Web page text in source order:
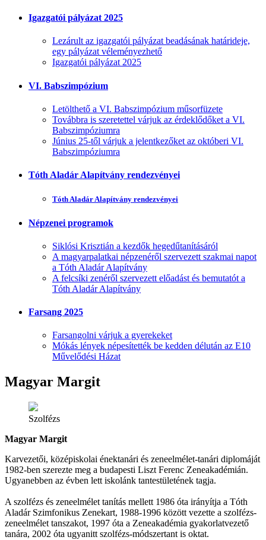
Igazgatói pályázat 2025
Lezárult az igazgatói pályázat beadásának határideje,
egy pályázat véleményezhető
Igazgatói pályázat 2025
VI. Babszimpózium
Letölthető a VI. Babszimpózium műsorfüzete
Továbbra is szeretettel várjuk az érdeklődőket a VI.
Babszimpóziumra
Június 25-től várjuk a jelentkezőket az októberi VI.
Babszimpóziumra
Tóth Aladár Alapítvány rendezvényei
Tóth Aladár Alapítvány rendezvényei
Népzenei programok
Siklósi Krisztián a kezdők hegedűtanításáról
A magyarpalatkai népzenéről szervezett szakmai napot
a Tóth Aladár Alapítvány
A felcsíki zenéről szervezett előadást és bemutatót a
Tóth Aladár Alapítvány
Farsang 2025
Farsangolni várjuk a gyerekeket
Mókás lények népesítették be kedden délután az E10
Művelődési Házat
Magyar Margit
Szolfézs
Magyar Margit
Karvezetői, középiskolai énektanári és zeneelmélet-tanári diplomáját
1982-ben szerezte meg a budapesti Liszt Ferenc Zeneakadémián.
Ugyanebben az évben lett iskolánk tantestületének tagja.
A szolfézs és zeneelmélet tanítás mellett 1986 óta irányítja a Tóth
Aladár Szimfonikus Zenekart, 1988-1996 között vezette a szolfézs-
zeneelmélet tanszakot, 1997 óta a Zeneakadémia gyakorlatvezető
tanára, 2002 óta ugyanitt szolfézs-módszertant is oktat.